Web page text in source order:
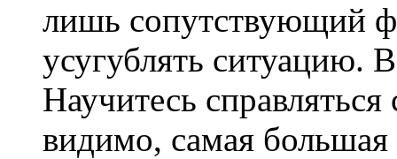
лишь сопутствующий
усугублять ситуацию.
Научитесь
видимо, самая